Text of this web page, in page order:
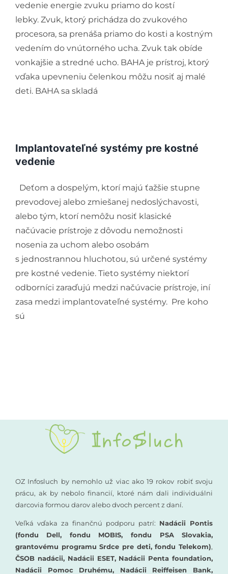
vedenie energie zvuku priamo do kostí
lebky. Zvuk, ktorý prichádza do zvukového
procesora, sa prenáša priamo do kosti a kostným
vedením do vnútorného ucha. Zvuk tak obíde
vonkajšie a stredné ucho. BAHA je prístroj, ktorý
vďaka upevneniu čelenkou môžu nosiť aj malé
deti. BAHA sa skladá
Implantovateľné systémy pre kostné
vedenie
Deťom a dospelým, ktorí majú ťažšie stupne
prevodovej alebo zmiešanej nedoslýchavosti,
alebo tým, ktorí nemôžu nosiť klasické
načúvacie prístroje z dôvodu nemožnosti
nosenia za uchom alebo osobám
s jednostrannou hluchotou, sú určené systémy
pre kostné vedenie. Tieto systémy niektorí
odborníci zaraďujú medzi načúvacie prístroje, iní
zasa medzi implantovateľné systémy. Pre koho
sú
OZ Infosluch by nemohlo už viac ako 19 rokov robiť svoju
prácu, ak by nebolo financií, ktoré nám dali individuálni
darcovia formou darov alebo dvoch percent z daní.
Veľká vďaka za finančnú podporu patrí: Nadácii Pontis
(fondu Dell, fondu MOBIS, fondu PSA Slovakia,
grantovému programu Srdce pre deti, fondu Telekom),
ČSOB nadácii, Nadácii ESET, Nadácii Penta foundation,
Nadácii Pomoc Druhému, Nadácii Reiffeisen Bank,